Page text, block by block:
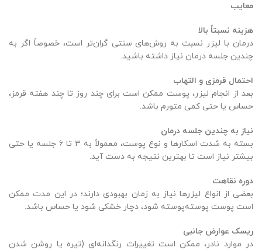
معایب
هزینه نسبتاً بالا
درمان با لیزر نسبت به روش‌های سنتی گران‌تر است، خصوصاً اگر به
چندین جلسه درمان نیاز داشته باشید.
احتمال قرمزی و التهاب
بعد از انجام لیزر، پوست ممکن است برای چند روز تا چند هفته قرمز،
حساس یا حتی کمی متورم باشد.
نیاز به چندین جلسه درمان
بسته به شدت اسکارها و نوع پوست، معمولاً به ۳ تا ۶ جلسه یا حتی
بیشتر نیاز است تا بهترین نتیجه به دست آید.
دوره نقاهت
بعضی از انواع لیزرها نیاز به زمان بهبودی دارند؛ در این مدت ممکن
است پوست پوسته‌پوسته شود، دچار خشکی شود یا حساس باشد.
ریسک عوارض جانبی
در موارد نادر، ممکن است تغییرات رنگدانه‌ای (تیره یا روشن شدن